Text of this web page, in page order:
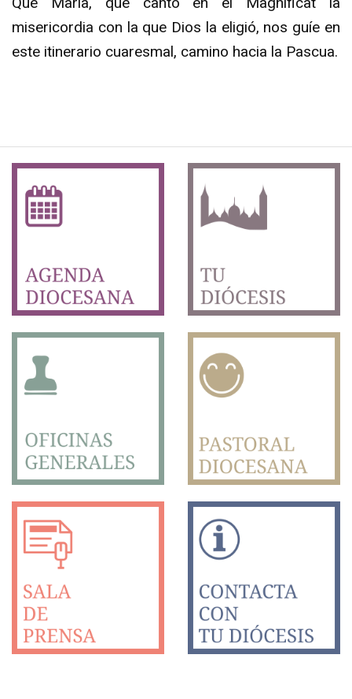
misericordia con la que Dios la eligió, nos guíe en
este itinerario cuaresmal, camino hacia la Pascua.